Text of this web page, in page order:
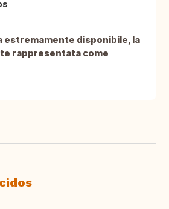
estremamente disponibile, la
rappresentata come